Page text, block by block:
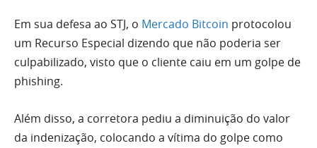
Em sua defesa ao STJ, o Mercado Bitcoin protocolou
um Recurso Especial dizendo que não poderia ser
culpabilizado, visto que o cliente caiu em um golpe de
phishing.
Além disso, a corretora pediu a diminuição do valor
da indenização, colocando a vítima do golpe como